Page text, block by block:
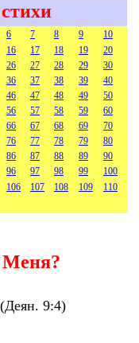
6 7 8 9
10
16 17 18 19
20
26 27 28 29
30
36 37 38 39
40
46 47 48 49
50
56 57 58 59
60
66 67 68 69
70
76 77 78 79
80
86 87 88 89
90
96 97 98 99
100
106 107 108 109
110
9:4)